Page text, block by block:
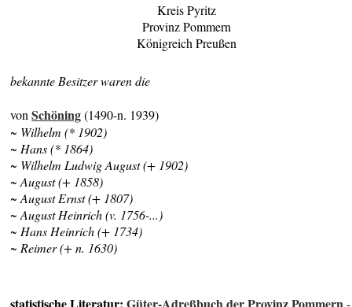
Kreis Pyritz
Provinz Pommern
Königreich Preußen
bekannte Besitzer waren die
vonSchöning(1490-n. 1939)
~ Wilhelm (* 1902)
~ Hans (* 1864)
~ Wilhelm Ludwig August (+ 1902)
~ August (+ 1858)
~ August Ernst (+ 1807)
~ August Heinrich (v. 1756-...)
~ Hans Heinrich (+ 1734)
~ Reimer (+ n. 1630)
statistische Literatur:Güter-Adreßbuch der Provinz Pommern-